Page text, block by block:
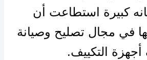
كبيرة استطاعت أن
في مجال تصليح وصيانة
التكييف.